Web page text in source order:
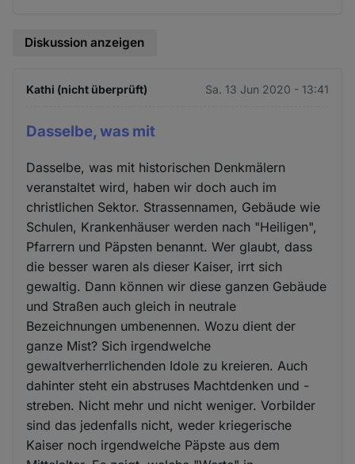
Diskussion anzeigen
Kathi (nicht überprüft) Sa. 13 Jun 2020 - 13:41
Dasselbe, was mit
Dasselbe, was mit historischen Denkmälern
veranstaltet wird, haben wir doch auch im
christlichen Sektor. Strassennamen, Gebäude wie
Schulen, Krankenhäuser werden nach "Heiligen",
Pfarrern und Päpsten benannt. Wer glaubt, dass
die besser waren als dieser Kaiser, irrt sich
gewaltig. Dann können wir diese ganzen Gebäude
und Straßen auch gleich in neutrale
Bezeichnungen umbenennen. Wozu dient der
ganze Mist? Sich irgendwelche
gewaltverherrlichenden Idole zu kreieren. Auch
dahinter steht ein abstruses Machtdenken und -
streben. Nicht mehr und nicht weniger. Vorbilder
sind das jedenfalls nicht, weder kriegerische
Kaiser noch irgendwelche Päpste aus dem